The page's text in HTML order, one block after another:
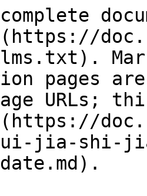
pages
URLs;
zui-jia-shi-